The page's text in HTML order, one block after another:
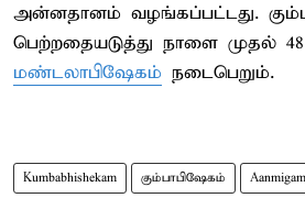
அன்னதானம் வழங்கப்பட்டது.
பெற்றதையடுத்து நாளை முதல்
மண்டலாபிஷேகம் நடைபெறும்.
Kumbabhishekam கும்பாபிஷேகம் Aanmigam